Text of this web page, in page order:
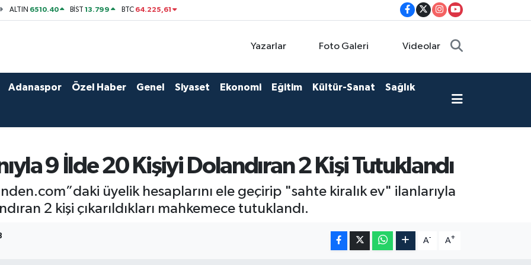
ALTIN 6510.40 BİST13.799 BTC 64.225,61
Yazarlar Foto Galeri Videolar
Adanaspor Özel Haber Genel Siyaset Ekonomi Eğitim Kültür-Sanat Sağlık
9 İlde 20 Kişiyi Dolandıran 2 Kişi Tutuklandı
üyelik hesaplarını ele geçirip "sahte kiralık ev" ilanlarıyla
2 kişi çıkarıldıkları mahkemece tutuklandı.
A- A+